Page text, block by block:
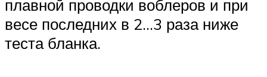
плавной проводки воблеров и при
весе последних в 2…3 раза ниже
теста бланка.